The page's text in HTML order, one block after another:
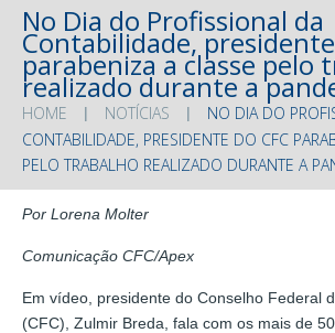
No Dia do Profissional da
Contabilidade, presidente
parabeniza a classe pelo
realizado durante a
HOME NOTÍCIAS
NO DIA DO
CONTABILIDADE, PRESIDENTE DO CFC
PELO TRABALHO REALIZADO DURANTE A
Por Lorena Molter
Comunicação CFC/Apex
Em vídeo, presidente do Conselho Federal
(CFC), Zulmir Breda, fala com os mais de